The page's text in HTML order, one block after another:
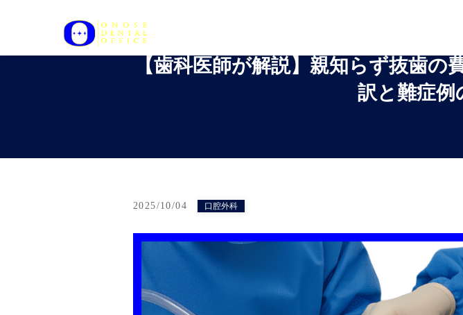
【歯科医師が解説】親知らず抜歯
訳と難症例
2025/10/04 口腔外科